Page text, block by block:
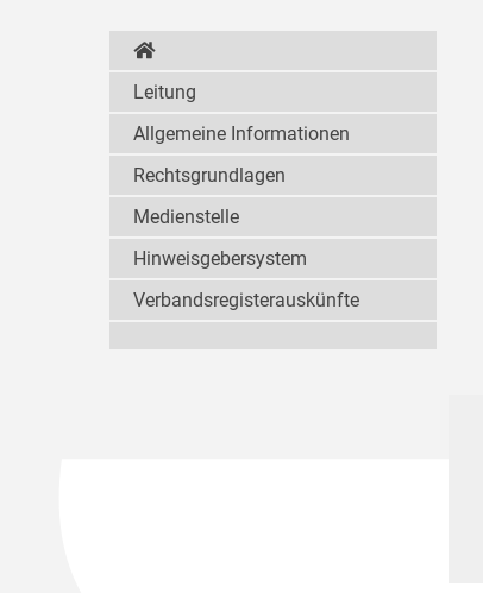
Leitung
Allgemeine Informationen
Rechtsgrundlagen
Medienstelle
Hinweisgebersystem
Verbandsregisterauskünfte